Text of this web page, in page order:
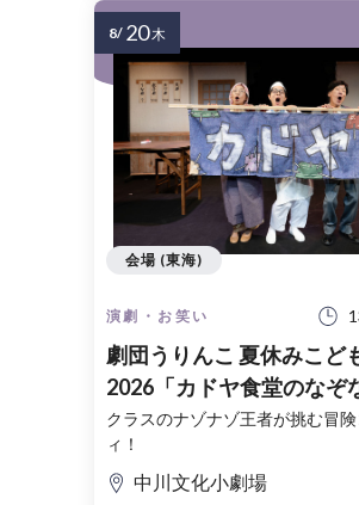
演劇・お笑い
劇団うりんこ 夏休みこど
2026「カドヤ食堂のなぞ
クラスのナゾナゾ王者が挑む冒
ィ！
中川文化小劇場
会場 (東海)
8/ 20木